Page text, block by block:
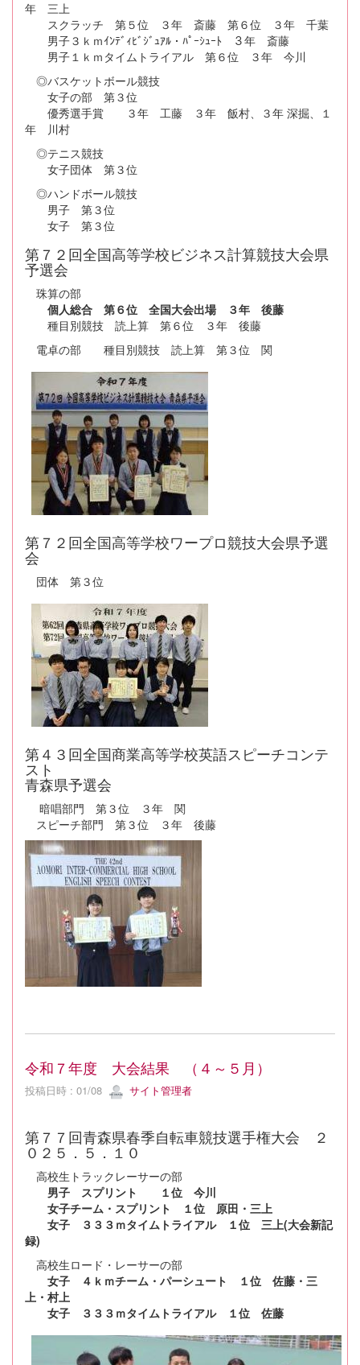
年 三上
スクラッチ 第５位 ３年 斎藤 第６位 ３年 千葉
男子３ｋｍｲﾝﾃﾞｨﾋﾞｼﾞｭｱﾙ・ﾊﾟｰｼｭｰﾄ ３年 斎藤
男子１ｋｍタイムトライアル 第６位 ３年 今川
◎バスケットボール競技
女子の部 第３位
優秀選手賞 ３年 工藤 ３年 飯村、３年 深掘、１
年 川村
◎テニス競技
女子団体 第３位
◎ハンドボール競技
男子 第３位
女子 第３位
第７２回全国高等学校ビジネス計算競技大会県
予選会
珠算の部
個人総合 第６位 全国大会出場 ３年 後藤
種目別競技 読上算 第６位 ３年 後藤
電卓の部 種目別競技 読上算 第３位 関
第７２回全国高等学校ワープロ競技大会県予選
会
団体 第３位
第４３回全国商業高等学校英語スピーチコンテ
スト
青森県予選会
暗唱部門 第３位 ３年 関
スピーチ部門 第３位 ３年 後藤
令和７年度 大会結果 （４～５月）
投稿日時 : 01/08 サイト管理者
第７７回青森県春季自転車競技選手権大会 ２
０２５．５．１０
高校生トラックレーサーの部
男子 スプリント １位 今川
女子チーム・スプリント １位 原田・三上
女子 ３３３ｍタイムトライアル １位 三上(大会新記
録)
高校生ロード・レーサーの部
女子 ４ｋｍチーム・パーシュート １位 佐藤・三
上・村上
女子 ３３３ｍタイムトライアル １位 佐藤